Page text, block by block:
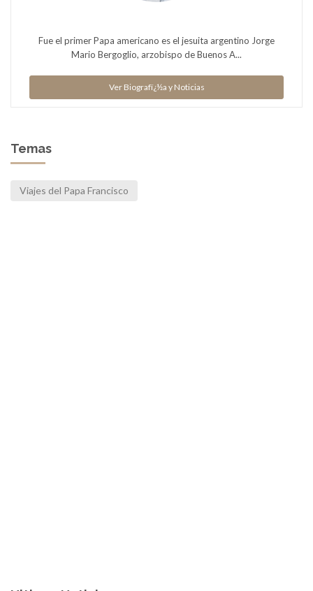
Fue el primer Papa americano es el jesuita argentino Jorge
Mario Bergoglio, arzobispo de Buenos A...
Ver Biografï¿½a y Noticias
Temas
Viajes del Papa Francisco